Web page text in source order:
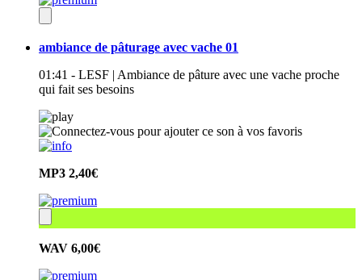
ambiance de pâturage avec vache 01
01:41 - LESF | Ambiance de pâture avec une vache proche
qui fait ses besoins
MP3 2,40€
WAV 6,00€